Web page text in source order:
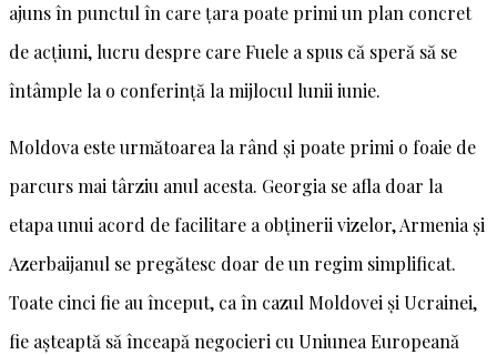
ajuns în punctul în care țara poate primi un plan concret
de acțiuni, lucru despre care Fuele a spus că speră să se
întâmple la o conferință la mijlocul lunii iunie.
Moldova este următoarea la rând și poate primi o foaie de
parcurs mai târziu anul acesta. Georgia se afla doar la
etapa unui acord de facilitare a obținerii vizelor, Armenia și
Azerbaijanul se pregătesc doar de un regim simplificat.
Toate cinci fie au început, ca în cazul Moldovei și Ucrainei,
fie așteaptă să înceapă negocieri cu Uniunea Europeană